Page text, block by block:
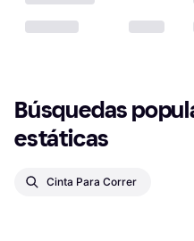
Búsquedas
estáticas
Cinta Para Correr